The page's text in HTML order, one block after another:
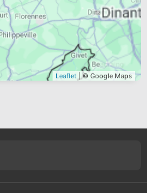
Leaflet | © Google Maps